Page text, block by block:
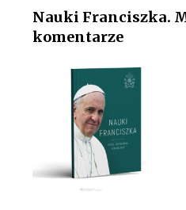
Nauki Franciszka.
komentarze